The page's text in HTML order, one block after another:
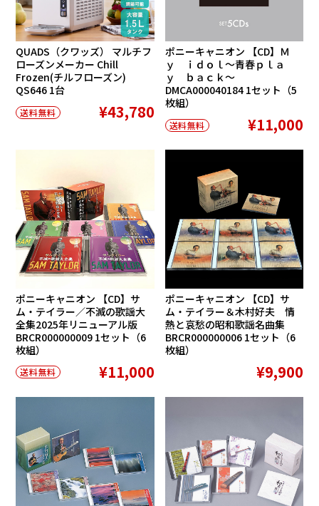
QUADS（クワッズ） マルチフ
ローズンメーカー Chill
Frozen(チルフローズン)
QS646 1台
送料無料 ¥43,780
ポニーキャニオン 【CD】Ｍ
ｙ ｉｄｏｌ〜青春ｐｌａ
ｙ ｂａｃｋ〜
DMCA000040184 1セット（5
枚組）
送料無料 ¥11,000
ポニーキャニオン 【CD】サ
ム・テイラー／不滅の歌謡大
全集2025年リニューアル版
BRCR000000009 1セット（6
枚組）
送料無料 ¥11,000
ポニーキャニオン 【CD】サ
ム・テイラー＆木村好夫 情
熱と哀愁の昭和歌謡名曲集
BRCR000000006 1セット（6
枚組）
¥9,900